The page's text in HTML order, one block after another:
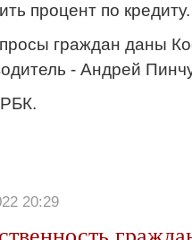
процент по кредиту.
граждан даны
- Андрей
20:29